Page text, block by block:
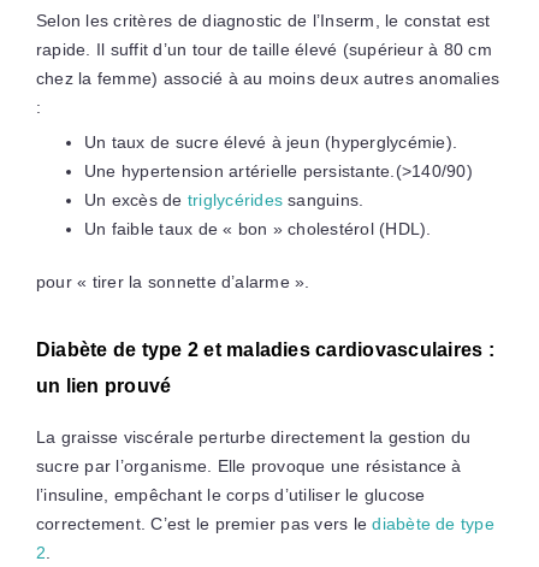
Selon les critères de diagnostic de l’Inserm, le constat est
rapide. Il suffit d’un tour de taille élevé (supérieur à 80 cm
chez la femme) associé à au moins deux autres anomalies
:
Un taux de sucre élevé à jeun (hyperglycémie).
Une hypertension artérielle persistante.(>140/90)
Un excès de triglycérides sanguins.
Un faible taux de « bon » cholestérol (HDL).
pour « tirer la sonnette d’alarme ».
Diabète de type 2 et maladies cardiovasculaires :
un lien prouvé
La graisse viscérale perturbe directement la gestion du
sucre par l’organisme. Elle provoque une résistance à
l’insuline, empêchant le corps d’utiliser le glucose
correctement. C’est le premier pas vers lediabète de type
2